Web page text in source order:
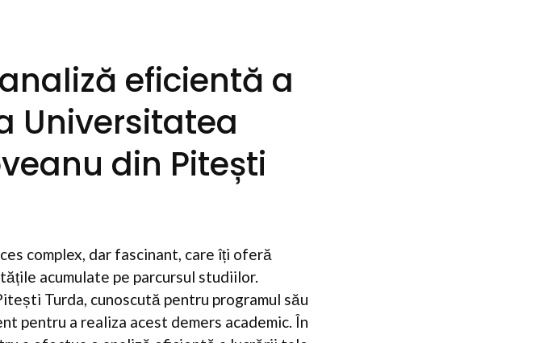
eficientă a
Universitatea
din Pitești
complex, dar fascinant, care îți oferă
acumulate pe parcursul studiilor.
Turda, cunoscută pentru programul său
pentru a realiza acest demers academic. În